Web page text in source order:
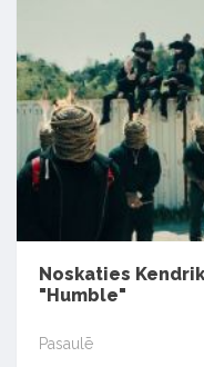
Noskaties
"Humble"
Pasaulē